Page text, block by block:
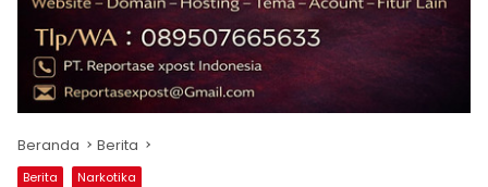
Beranda Berita
Berita Narkotika